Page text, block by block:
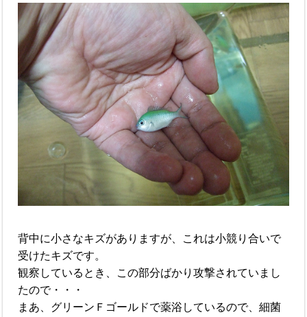
背中に小さなキズがありますが、これは小競り合いで
受けたキズです。
観察しているとき、この部分ばかり攻撃されていまし
たので・・・
まあ、グリーンＦゴールドで薬浴しているので、細菌